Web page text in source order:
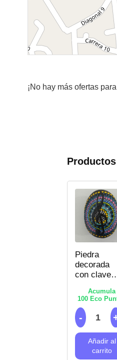
¡No hay más ofertas
Piedra
decorada
con clave
regalar a
Puntillismo
Acumula
100 Eco
Añadir al
carrito